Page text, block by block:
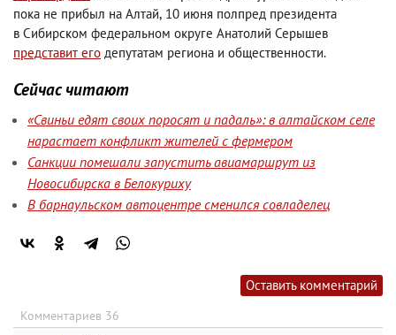
пока не прибыл на Алтай, 10 июня полпред президента
в Сибирском федеральном округе Анатолий Серышев
представит его депутатам региона и общественности.
Сейчас читают
«Свиньи едят своих поросят и падаль»: в алтайском селе
нарастает конфликт жителей с фермером
Санкции помешали запустить авиамаршрут из
Новосибирска в Белокуриху
В барнаульском автоцентре сменился совладелец
Оставить комментарий
Комментариев 36